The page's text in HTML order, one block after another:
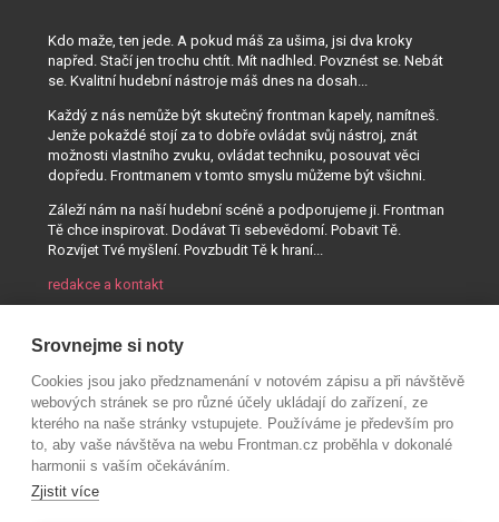
Kdo maže, ten jede. A pokud máš za ušima, jsi dva kroky
napřed. Stačí jen trochu chtít. Mít nadhled. Povznést se. Nebát
se. Kvalitní hudební nástroje máš dnes na dosah...
Každý z nás nemůže být skutečný frontman kapely, namítneš.
Jenže pokaždé stojí za to dobře ovládat svůj nástroj, znát
možnosti vlastního zvuku, ovládat techniku, posouvat věci
dopředu. Frontmanem v tomto smyslu můžeme být všichni.
Záleží nám na naší hudební scéně a podporujeme ji. Frontman
Tě chce inspirovat. Dodávat Ti sebevědomí. Pobavit Tě.
Rozvíjet Tvé myšlení. Povzbudit Tě k hraní...
redakce a kontakt
Srovnejme si noty
Cookies jsou jako předznamenání v notovém zápisu a při návštěvě
webových stránek se pro různé účely ukládají do zařízení, ze
kterého na naše stránky vstupujete. Používáme je především pro
to, aby vaše návštěva na webu Frontman.cz proběhla v dokonalé
harmonii s vaším očekáváním.
Zjistit více